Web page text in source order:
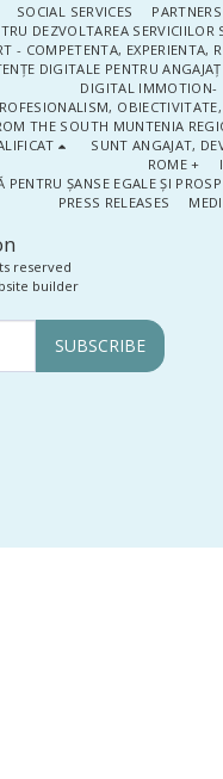
reserved
builder
SOCIAL SERVICES
DEZVOLTAREA SERVICIILOR
- COMPETENTA, EXPERIENTA,
DIGITALE PENTRU
DIGITAL IMMOTION-
THE SOUTH MUNTENIA
SUNT ANGAJAT,
ROME +
ȘANSE EGALE ȘI
PRESS RELEASES
SUBSCRIBE